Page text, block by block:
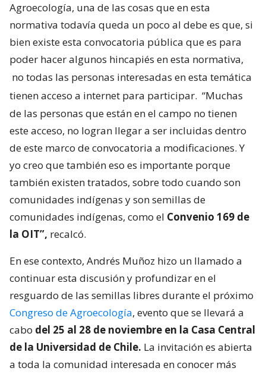
Agroecología, una de las cosas que en esta
normativa todavía queda un poco al debe es que, si
bien existe esta convocatoria pública que es para
poder hacer algunos hincapiés en esta normativa,
no todas las personas interesadas en esta temática
tienen acceso a internet para participar. “Muchas
de las personas que están en el campo no tienen
este acceso, no logran llegar a ser incluidas dentro
de este marco de convocatoria a modificaciones. Y
yo creo que también eso es importante porque
también existen tratados, sobre todo cuando son
comunidades indígenas y son semillas de
comunidades indígenas, como el Convenio 169 de
la OIT”, recalcó.
En ese contexto, Andrés Muñoz hizo un llamado a
continuar esta discusión y profundizar en el
resguardo de las semillas libres durante el próximo
Congreso de Agroecología, evento que se llevará a
cabo del 25 al 28 de noviembre en la Casa Central
de la Universidad de Chile. La invitación es abierta
a toda la comunidad interesada en conocer más